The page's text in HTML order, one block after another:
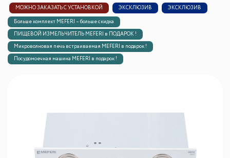
МОЖНО ЗАКАЗАТЬ С УСТАНОВКОЙ ЭКСКЛЮЗИВ
ЭКСКЛЮЗИВ
Больше комплект MEFERI – больше скидка
ПИЩЕВОЙ ИЗМЕЛЬЧИТЕЛЬ MEFERI в ПОДАРОК !
Микроволновая печь встраиваемая MEFERI в подарок !
Посудомоечная машина MEFERI в подарок !